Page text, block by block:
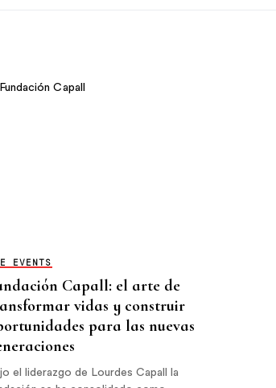
EVENTS
Capall: el arte de
vidas y construir
para las nuevas
el liderazgo de Lourdes Capall la